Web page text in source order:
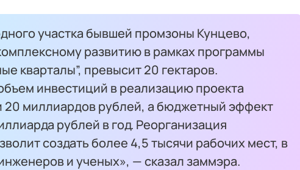
участка бывшей промзоны Кунцево,
развитию в рамках программы
кварталы”, превысит 20 гектаров.
инвестиций в реализацию проекта
20 миллиардов рублей, а бюджетный эффект
рублей в год. Реорганизация
создать более 4,5 тысячи рабочих мест, в
и ученых», — сказал заммэра.